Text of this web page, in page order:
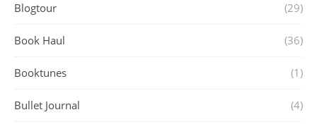
Blogtour (29)
Book Haul (36)
Booktunes (1)
Bullet Journal (4)